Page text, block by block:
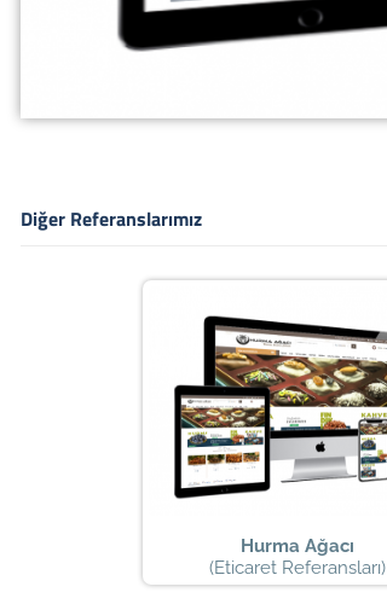
Diğer Referanslarımız
Hurma Ağacı
(Eticaret Referansları)